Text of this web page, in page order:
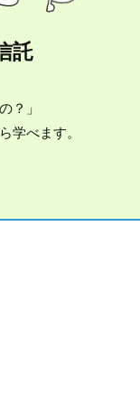
託
？」
学べます。